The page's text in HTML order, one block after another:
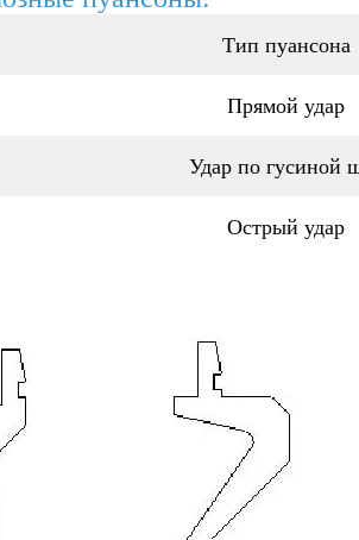
Тип пуансона
Прямой удар
Удар по гусиной
Острый удар